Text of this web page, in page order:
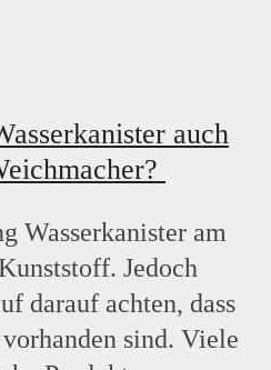
auch
Wasserkanister am
Jedoch
darauf achten, dass
sind. Viele